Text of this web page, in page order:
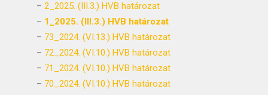
– 2_2025. (III.3.) HVB határozat
– 1_2025. (III.3.) HVB határozat
– 73_2024. (VI.13.) HVB határozat
– 72_2024. (VI.10.) HVB határozat
– 71_2024. (VI.10.) HVB határozat
– 70_2024. (VI.10.) HVB határozat